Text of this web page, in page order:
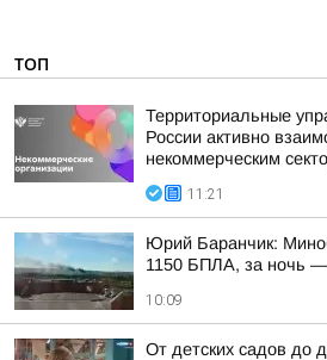
ТОП
Территориальные
России активно
некоммерческим
11:21
Юрий Баранчик:
1150 БПЛА, за ночь
10:09
От детских садов до